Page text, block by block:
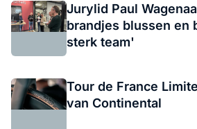
Jurylid Paul
brandjes blussen en
sterk team'
Tour de France
van Continental